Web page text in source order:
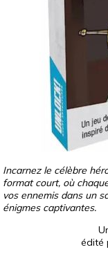
Incarnez le célèbre
format court, où
vos ennemis dans un
énigmes captivantes.
édité